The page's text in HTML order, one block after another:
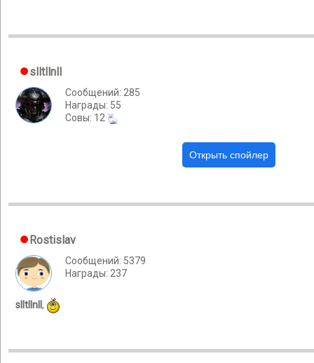
slltllnll
Сообщений: 285
Награды: 55
Cовы: 12
Rostislav
Сообщений: 5379
Награды: 237
slltllnll ,